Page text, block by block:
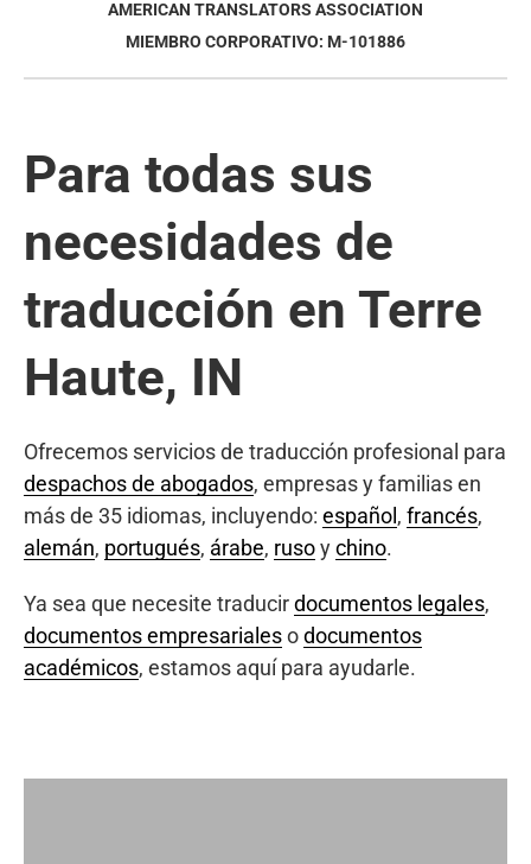
AMERICAN TRANSLATORS ASSOCIATION
MIEMBRO CORPORATIVO: M-101886
Para todas sus
necesidades de
traducción en Terre
Haute, IN
Ofrecemos servicios de traducción profesional para
despachos de abogados, empresas y familias en
más de 35 idiomas, incluyendo: español , francés,
alemán, portugués, árabe, rusoychino.
Ya sea que necesite traducirdocumentos legales,
documentos empresarialesodocumentos
académicos, estamos aquí para ayudarle.